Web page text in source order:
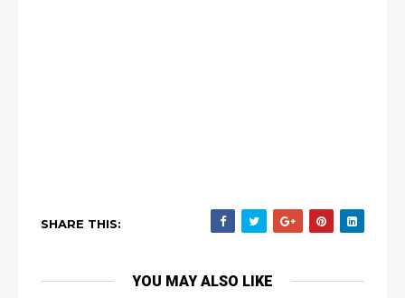
SHARE THIS:
YOU MAY ALSO LIKE